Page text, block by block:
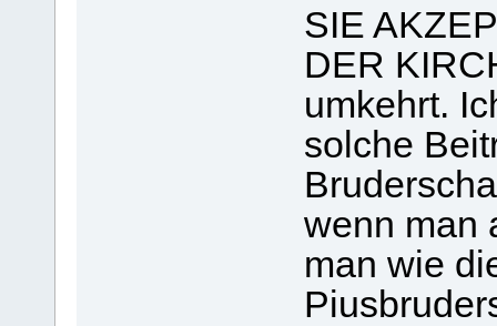
SIE
DER
umkehrt.
solche
wenn man
man wie